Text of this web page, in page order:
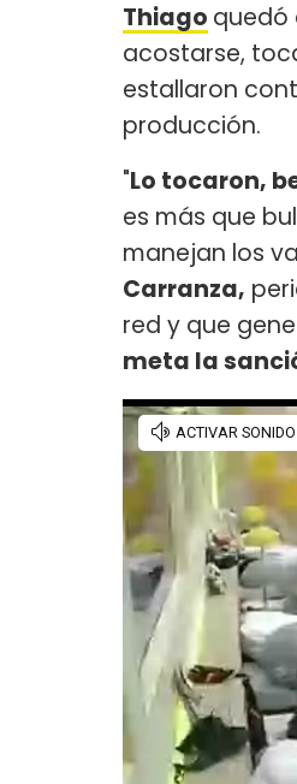
Thiago quedó
acostarse,
estallaron
producción.
"Lo tocaron,
es más que
manejan los
Carranza,
red y que
meta la